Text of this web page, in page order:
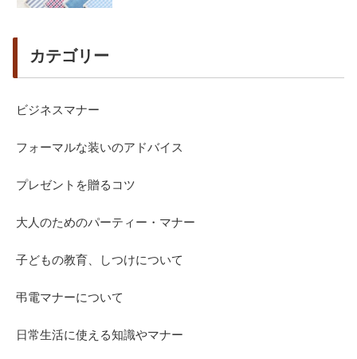
カテゴリー
ビジネスマナー
フォーマルな装いのアドバイス
プレゼントを贈るコツ
大人のためのパーティー・マナー
子どもの教育、しつけについて
弔電マナーについて
日常生活に使える知識やマナー